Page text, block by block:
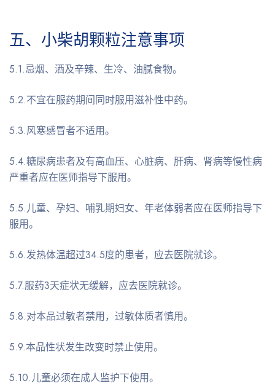
五、小柴胡颗粒注意事项
5.1.忌烟、酒及辛辣、生冷、油腻食物。
5.2.不宜在服药期间同时服用滋补性中药。
5.3.风寒感冒者不适用。
5.4.糖尿病患者及有高血压、心脏病、肝病、肾病等慢性病
严重者应在医师指导下服用。
5.5.儿童、孕妇、哺乳期妇女、年老体弱者应在医师指导下
服用。
5.6.发热体温超过34.5度的患者，应去医院就诊。
5.7.服药3天症状无缓解，应去医院就诊。
5.8.对本品过敏者禁用，过敏体质者慎用。
5.9.本品性状发生改变时禁止使用。
5.10.儿童必须在成人监护下使用。